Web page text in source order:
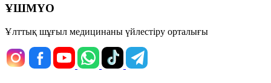
ҰШМҮО
Ұлттық шұғыл медицинаны үйлестіру орталығы